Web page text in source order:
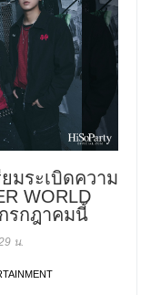
มระเบิดความ
WORLD
กรกฎาคมนี้
น.